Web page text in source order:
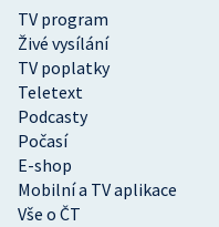
TV program
Živé vysílání
TV poplatky
Teletext
Podcasty
Počasí
E-shop
Mobilní a TV aplikace
Vše o ČT